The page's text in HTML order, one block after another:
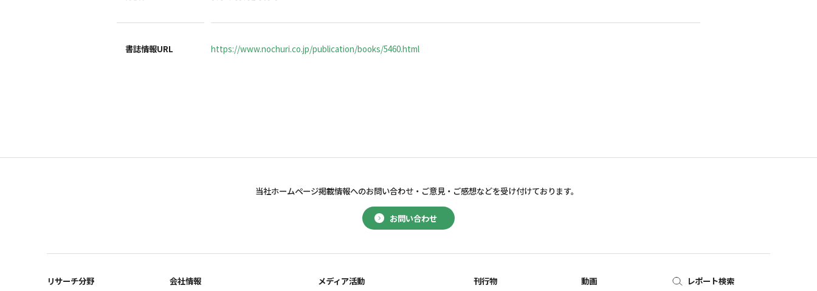
書誌情報URL https://www.nochuri.co.jp/publication/books/5460.html
お問い合わせ
当社ホームページ掲載情報へのお問い合わせ・ ご意見・ご感想などを受け付けております。
リサーチ分野 会社情報 メディア活動 刊行物 動画 レポート検索